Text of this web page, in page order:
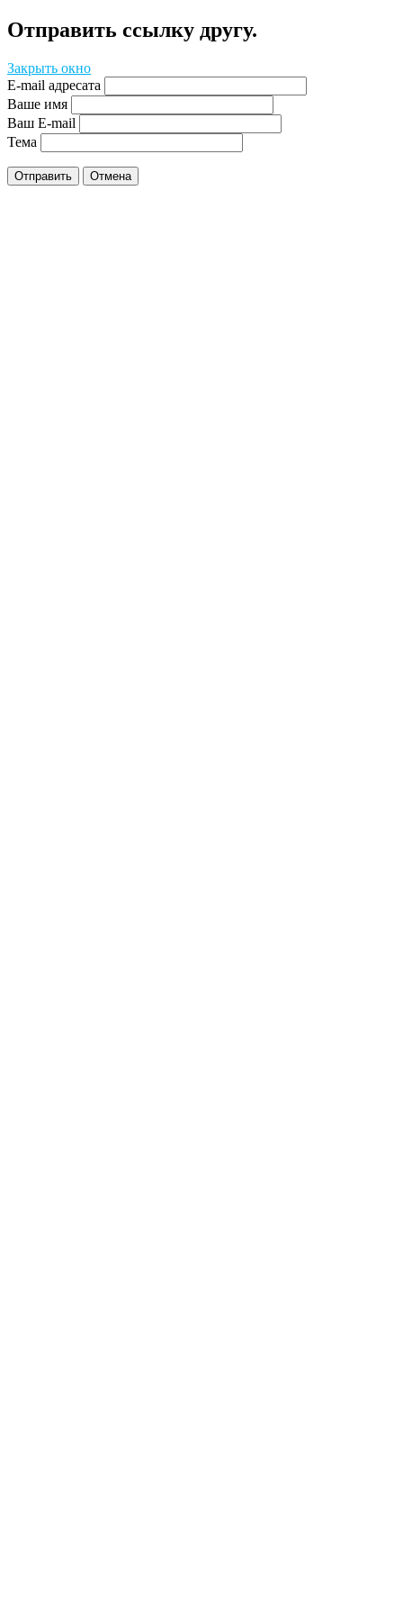
Отправить ссылку другу.
Закрыть окно
E-mail адресата
Ваше имя
Ваш E-mail
Тема
Отправить Отмена